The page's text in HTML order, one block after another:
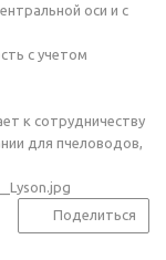
оси и с
с учетом
к сотрудничеству
для пчеловодов,
Поделиться